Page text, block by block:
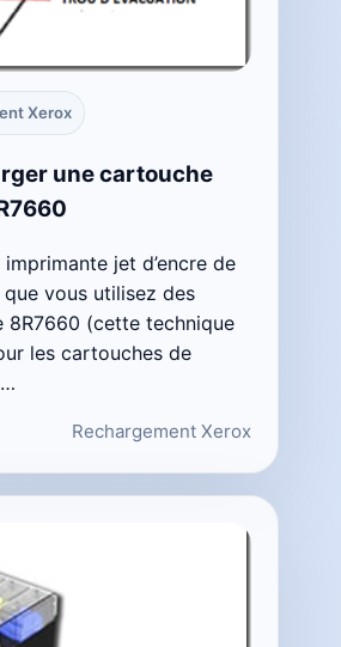
Xerox
une cartouche
jet d’encre de
vous utilisez des
(cette technique
les cartouches de
Rechargement Xerox